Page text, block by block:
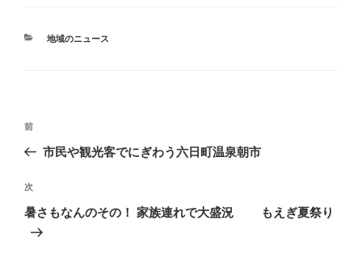
e
er
カ
地域のニュース
投
ナ
ビ
ゲ
ー
前
の
稿
前
市民や観光客でにぎわう六日町温泉朝市
次
の
次
暑さもなんのその！ 家族連れで大盛況 もえぎ夏祭り